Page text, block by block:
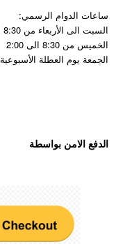
ساعات الدوام الرسمي:
السبت الى الأربعاء من 8:30 الى 5:30
الخميس من 8:30 الى 2:00
الجمعة يوم العطلة الأسبوعية
الدفع الامن بواسطة